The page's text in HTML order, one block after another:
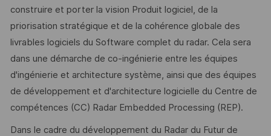
construire et porter la vision Produit logiciel, de la
priorisation stratégique et de la cohérence globale des
livrables logiciels du Software complet du radar. Cela sera
dans une démarche de co-ingénierie entre les équipes
d'ingénierie et architecture système, ainsi que des équipes
de développement et d'architecture logicielle du Centre de
compétences (CC) Radar Embedded Processing (REP).
Dans le cadre du développement du Radar du Futur de